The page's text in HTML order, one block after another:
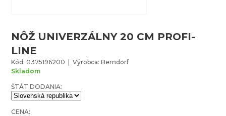
NÔŽ UNIVERZÁLNY 20 CM PROFI-
LINE
Kód: 0375196200 | Výrobca: Berndorf
Skladom
ŠTÁT DODANIA:
CENA: